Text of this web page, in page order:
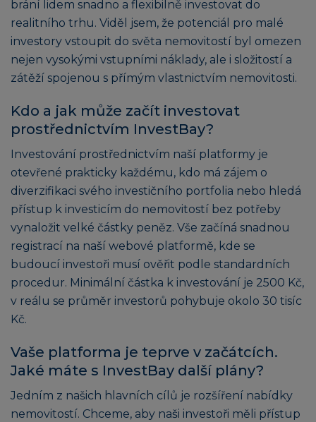
brání lidem snadno a flexibilně investovat do
realitního trhu. Viděl jsem, že potenciál pro malé
investory vstoupit do světa nemovitostí byl omezen
nejen vysokými vstupními náklady, ale i složitostí a
zátěží spojenou s přímým vlastnictvím nemovitosti.
Kdo a jak může začít investovat
prostřednictvím InvestBay?
Investování prostřednictvím naší platformy je
otevřené prakticky každému, kdo má zájem o
diverzifikaci svého investičního portfolia nebo hledá
přístup k investicím do nemovitostí bez potřeby
vynaložit velké částky peněz. Vše začíná snadnou
registrací na naší webové platformě, kde se
budoucí investoři musí ověřit podle standardních
procedur. Minimální částka k investování je 2500 Kč,
v reálu se průměr investorů pohybuje okolo 30 tisíc
Kč.
Vaše platforma je teprve v začátcích.
Jaké máte s InvestBay další plány?
Jedním z našich hlavních cílů je rozšíření nabídky
nemovitostí. Chceme, aby naši investoři měli přístup